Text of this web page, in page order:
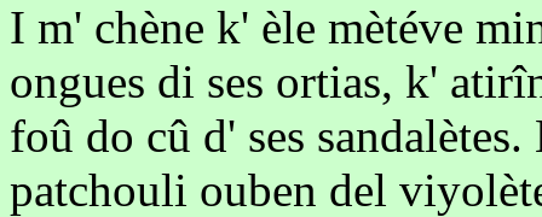
I m' chène k' èle mètéve
ongues di ses ortias, k'
foû do cû d' ses
patchouli ouben del